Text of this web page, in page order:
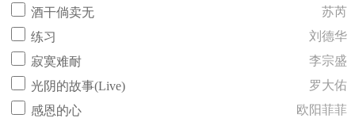
酒干倘卖无
苏芮
练习
刘德华
寂寞难耐
李宗盛
光阴的故事(Live)
罗大佑
感恩的心
欧阳菲菲